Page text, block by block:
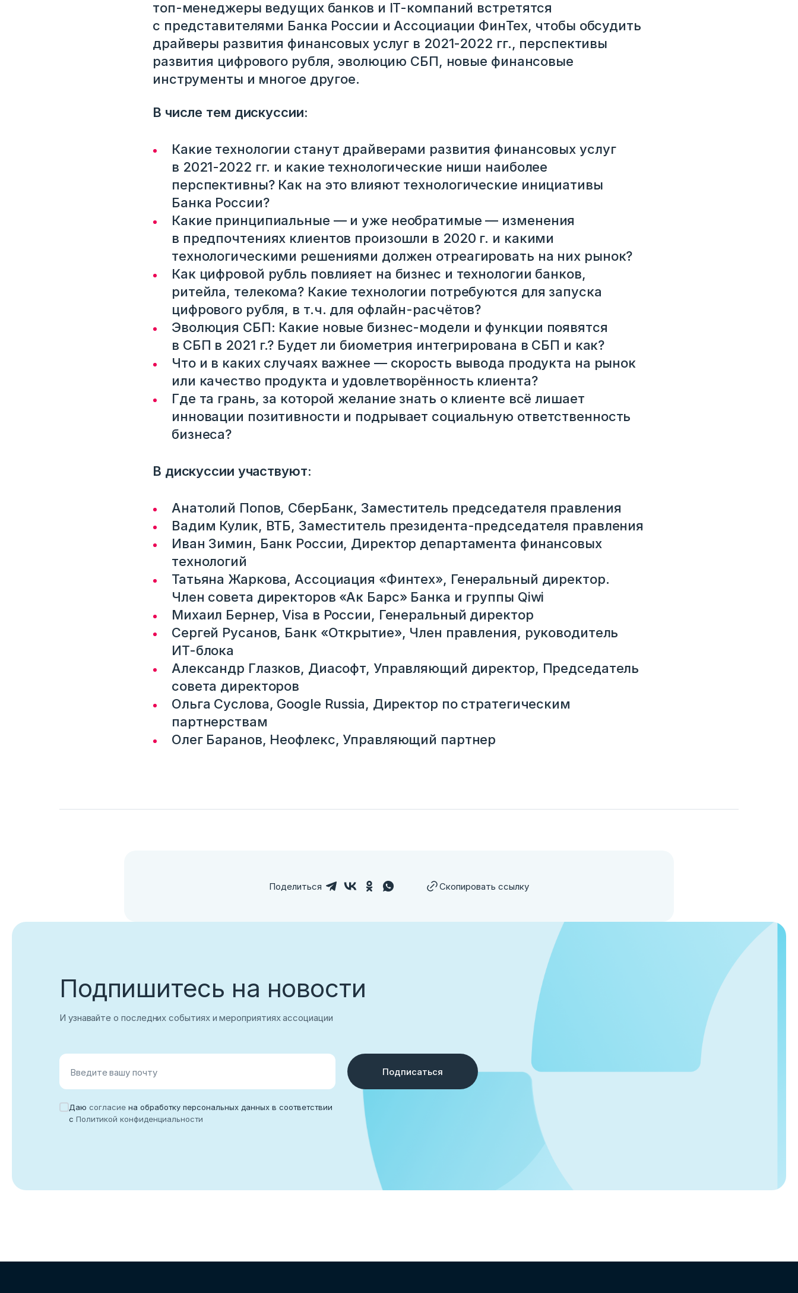
топ-менеджеры ведущих банков и IT-компаний встретятся
с представителями Банка России и Ассоциации ФинТех, чтобы обсудить
драйверы развития финансовых услуг в 2021-2022 гг., перспективы
развития цифрового рубля, эволюцию СБП, новые финансовые
инструменты и многое другое.
В числе тем дискуссии:
Какие технологии станут драйверами развития финансовых услуг
в 2021-2022 гг. и какие технологические ниши наиболее
перспективны? Как на это влияют технологические инициативы
Банка России?
Какие принципиальные — и уже необратимые — изменения
в предпочтениях клиентов произошли в 2020 г. и какими
технологическими решениями должен отреагировать на них рынок?
Как цифровой рубль повлияет на бизнес и технологии банков,
ритейла, телекома? Какие технологии потребуются для запуска
цифрового рубля, в т.ч. для офлайн-расчётов?
Эволюция СБП: Какие новые бизнес-модели и функции появятся
в СБП в 2021 г.? Будет ли биометрия интегрирована в СБП и как?
Что и в каких случаях важнее — скорость вывода продукта на рынок
или качество продукта и удовлетворённость клиента?
Где та грань, за которой желание знать о клиенте всё лишает
инновации позитивности и подрывает социальную ответственность
бизнеса?
В дискуссии участвуют:
Анатолий Попов, СберБанк, Заместитель председателя правления
Вадим Кулик, ВТБ, Заместитель президента-председателя правления
Иван Зимин, Банк России, Директор департамента финансовых
технологий
Татьяна Жаркова, Ассоциация «Финтех», Генеральный директор.
Член совета директоров «Ак Барс» Банка и группы Qiwi
Михаил Бернер, Visa в России, Генеральный директор
Сергей Русанов, Банк «Открытие», Член правления, руководитель
ИТ-блока
Александр Глазков, Диасофт, Управляющий директор, Председатель
совета директоров
Ольга Суслова, Google Russia, Директор по стратегическим
партнерствам
Олег Баранов, Неофлекс, Управляющий партнер
Поделиться Скопировать ссылку
Подпишитесь на новости
И узнавайте о последних событиях и мероприятиях ассоциации
Введите вашу почту
Даю согласие на обработку персональных данных в соответствии
с Политикой конфиденциальности
Подписаться
Укажите вашу корпоративную почту. На неё мы вышлем ссылку
Войти
Нет учетной записи? Зарегистрироваться